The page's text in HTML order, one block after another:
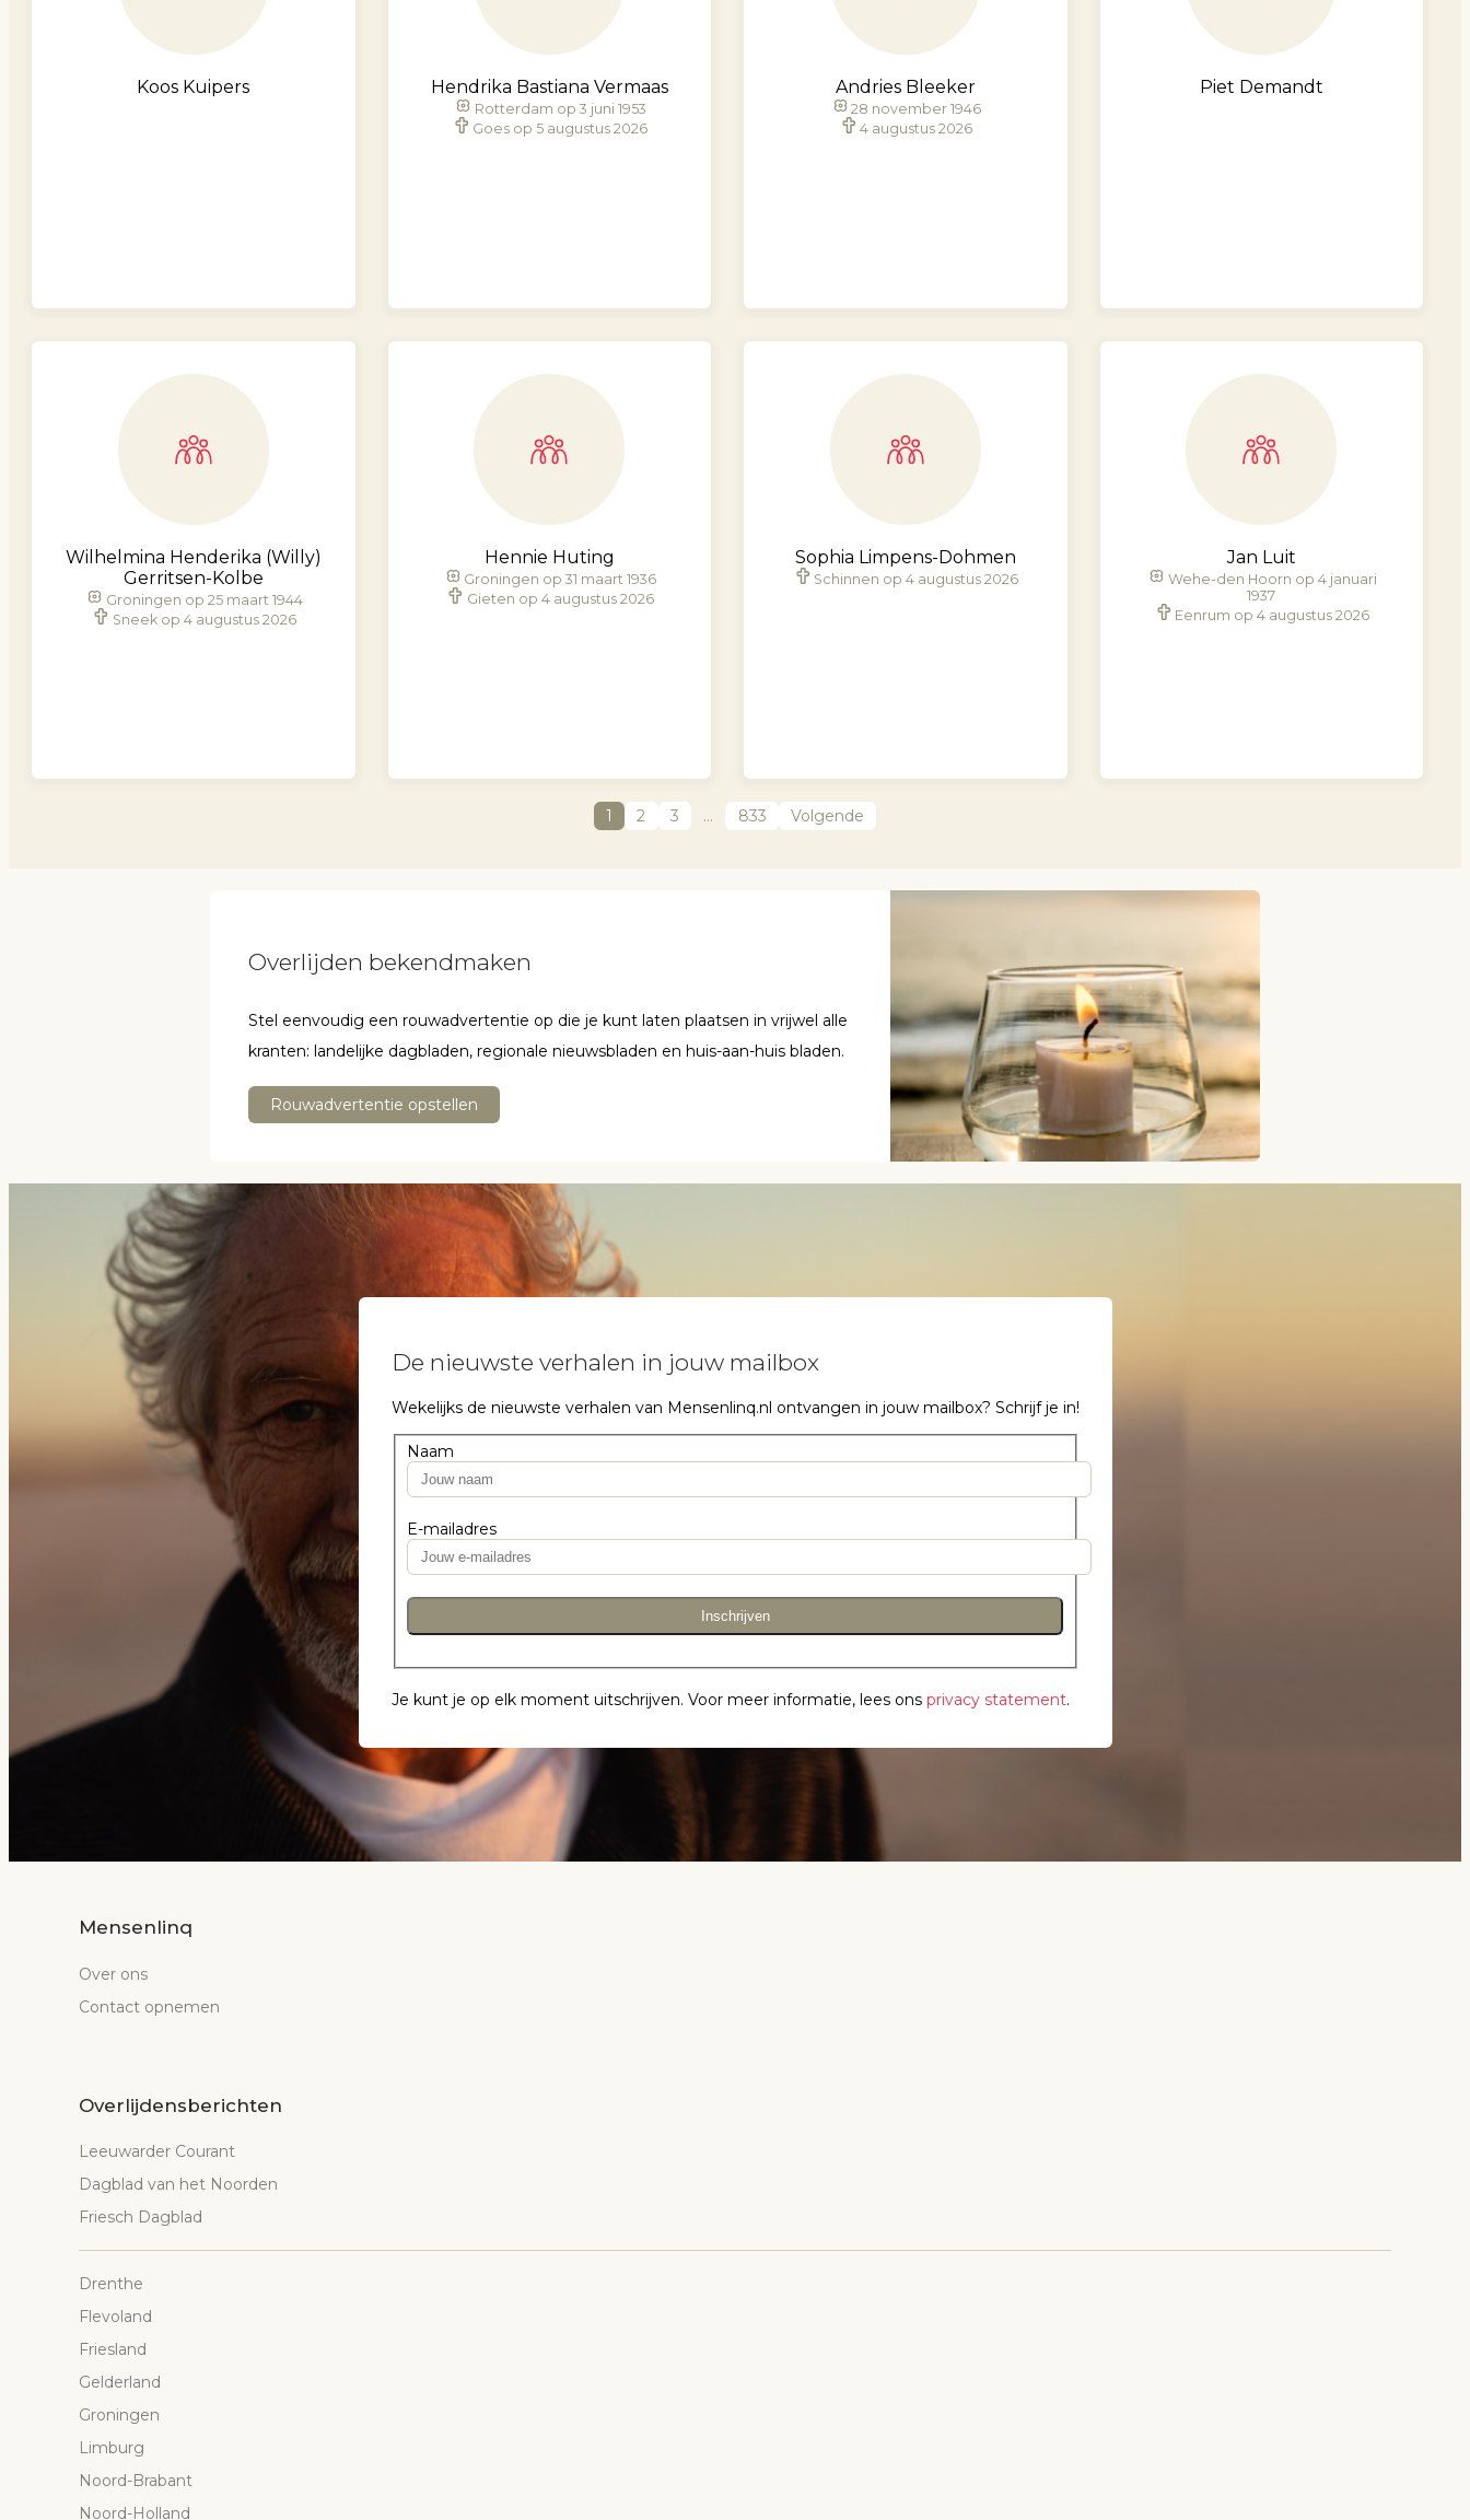
Koos Kuipers Hendrika Bastiana Vermaas
Rotterdam op 3 juni 1953
Goes op 5 augustus 2026
Andries Bleeker
28 november 1946
4 augustus 2026
Piet Demandt
Wilhelmina Henderika (Willy)
Gerritsen-Kolbe
Groningen op 25 maart 1944
Sneek op 4 augustus 2026
Hennie Huting
Groningen op 31 maart 1936
Gieten op 4 augustus 2026
Sophia Limpens-Dohmen
Schinnen op 4 augustus 2026
Jan Luit
Wehe-den Hoorn op 4 januari
1937
Eenrum op 4 augustus 2026
1 2 3 … 833 Volgende
Overlijden bekendmaken
Stel eenvoudig een rouwadvertentie op die je kunt laten plaatsen in vrijwel alle
kranten: landelijke dagbladen, regionale nieuwsbladen en huis-aan-huis bladen.
Rouwadvertentie opstellen
De nieuwste verhalen in jouw mailbox
Wekelijks de nieuwste verhalen van Mensenlinq.nl ontvangen in jouw mailbox? Schrijf je in!
Naam
E-mailadres
Inschrijven
Je kunt je op elk moment uitschrijven. Voor meer informatie, lees ons privacy statement.
Mensenlinq
Over ons
Contact opnemen
Overlijdensberichten
Leeuwarder Courant
Dagblad van het Noorden
Friesch Dagblad
Drenthe
Flevoland
Friesland
Gelderland
Groningen
Limburg
Noord-Brabant
Noord-Holland